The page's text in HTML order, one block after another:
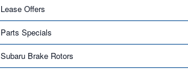
Lease Offers
Parts Specials
Subaru Brake Rotors